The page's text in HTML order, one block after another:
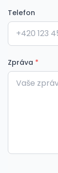
Telefon
Zpráva *